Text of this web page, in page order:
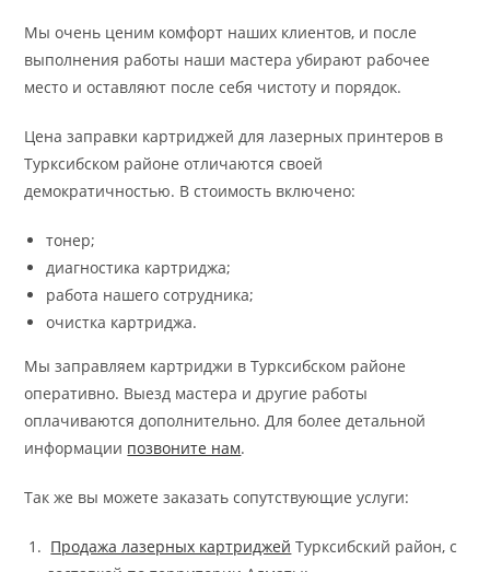
Мы очень ценим комфорт наших клиентов, и после
выполнения работы наши мастера убирают рабочее
место и оставляют после себя чистоту и порядок.
Цена заправки картриджей для лазерных принтеров в
Турксибском районе отличаются своей
демократичностью. В стоимость включено:
тонер;
диагностика картриджа;
работа нашего сотрудника;
очистка картриджа.
Мы заправляем картриджи в Турксибском районе
оперативно. Выезд мастера и другие работы
оплачиваются дополнительно. Для более детальной
информации позвоните нам.
Так же вы можете заказать сопутствующие услуги:
Продажа лазерных картриджей Турксибский район, с